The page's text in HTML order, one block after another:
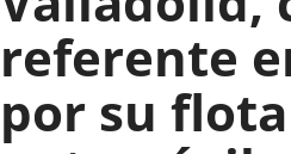
referente
por su